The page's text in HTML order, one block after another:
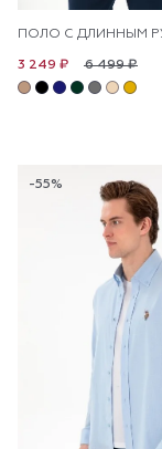
6 499 ₽
3 249 ₽
-55%